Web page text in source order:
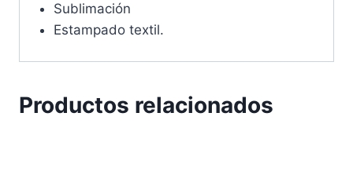
Sublimación
Estampado textil.
Productos relacionados